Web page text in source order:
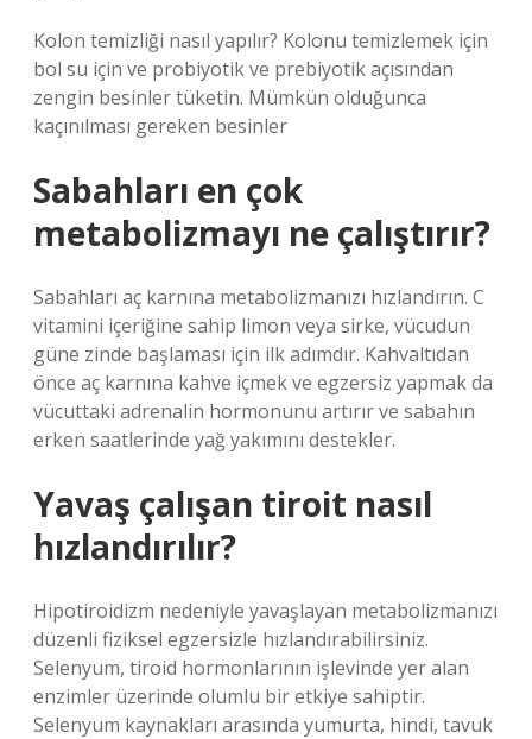
Kolon temizliği nasıl yapılır? Kolonu temizlemek için
bol su için ve probiyotik ve prebiyotik açısından
zengin besinler tüketin. Mümkün olduğunca
kaçınılması gereken besinler
Sabahları en çok
metabolizmayı ne çalıştırır?
Sabahları aç karnına metabolizmanızı hızlandırın. C
vitamini içeriğine sahip limon veya sirke, vücudun
güne zinde başlaması için ilk adımdır. Kahvaltıdan
önce aç karnına kahve içmek ve egzersiz yapmak da
vücuttaki adrenalin hormonunu artırır ve sabahın
erken saatlerinde yağ yakımını destekler.
Yavaş çalışan tiroit nasıl
hızlandırılır?
Hipotiroidizm nedeniyle yavaşlayan metabolizmanızı
düzenli fiziksel egzersizle hızlandırabilirsiniz.
Selenyum, tiroid hormonlarının işlevinde yer alan
enzimler üzerinde olumlu bir etkiye sahiptir.
Selenyum kaynakları arasında yumurta, hindi, tavuk